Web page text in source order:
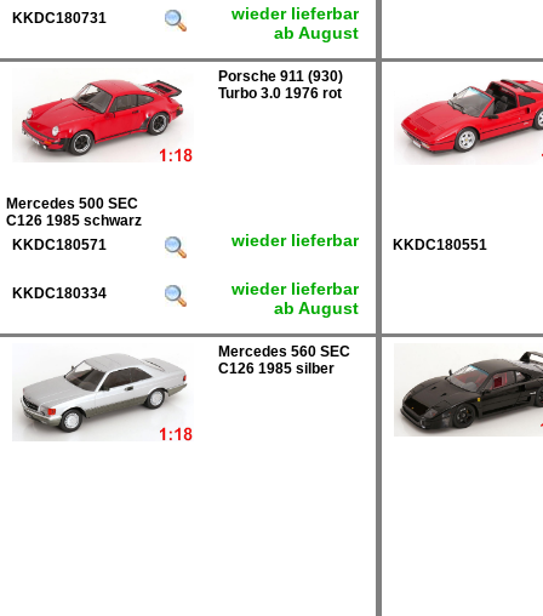
KKDC180731
wieder lieferbar
ab August
Porsche 911 (930)
Turbo 3.0 1976 rot
Mercedes 500 SEC
C126 1985 schwarz
KKDC180571
wieder lieferbar KKDC180551
KKDC180334
wieder lieferbar
ab August
Mercedes 560 SEC
C126 1985 silber